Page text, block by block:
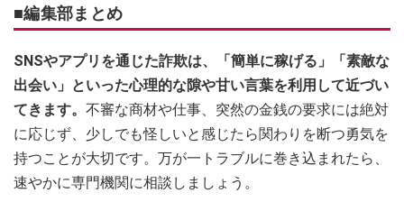
■編集部まとめ
SNSやアプリを通じた詐欺は、「簡単に稼げる」「素敵な
出会い」といった心理的な隙や甘い言葉を利用して近づい
てきます。 不審な商材や仕事、突然の金銭の要求には絶対
に応じず、少しでも怪しいと感じたら関わりを断つ勇気を
持つことが大切です。万が一トラブルに巻き込まれたら、
速やかに専門機関に相談しましょう。